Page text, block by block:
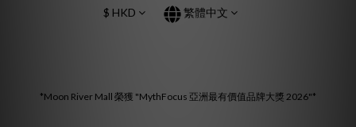
$ HKD 繁體中文
*Moon River Mall 榮獲 "MythFocus 亞洲最有價值品牌大獎 2026"*